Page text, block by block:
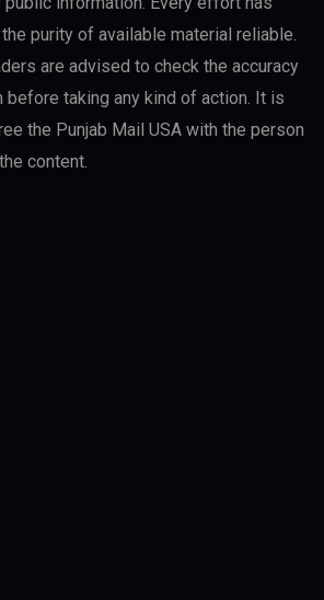
purity of available material reliable.
are advised to check the accuracy
before taking any kind of action. It is
the Punjab Mail USA with the person
content.